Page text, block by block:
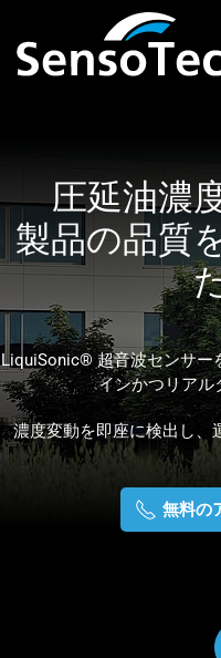
圧延油濃
製品の品質
LiquiSonic® 超音波センサー
インかつリアル
濃度変動を即座に検出し、
無料の